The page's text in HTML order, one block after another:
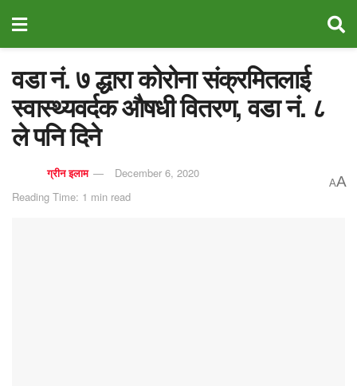
वडा नं. ७ द्धारा कोरोना संक्रमितलाई
स्वास्थ्यवर्दक औषधी वितरण, वडा नं. ८
ले पनि दिने
ग्रीन इलाम
December 6, 2020
Reading Time: 1 min read
AA